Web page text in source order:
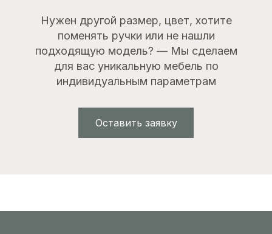
Нужен другой размер, цвет, хотите
поменять ручки или не нашли
подходящую модель? — Мы сделаем
для вас уникальную мебель по
индивидуальным параметрам
Оставить заявку